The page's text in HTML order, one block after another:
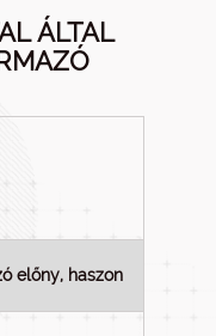
ÁLTAL
előny, haszon